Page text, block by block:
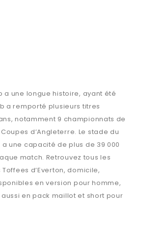
a une longue histoire, ayant été
a remporté plusieurs titres
notamment 9 championnats de
d’Angleterre. Le stade du
a une capacité de plus de 39 000
match. Retrouvez tous les
d’Everton, domicile,
en version pour homme,
en pack maillot et short pour